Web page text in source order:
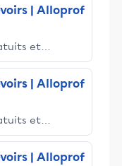
réussite| Alloprof
et
les élèves
réussite| Alloprof
et
les élèves
réussite| Alloprof